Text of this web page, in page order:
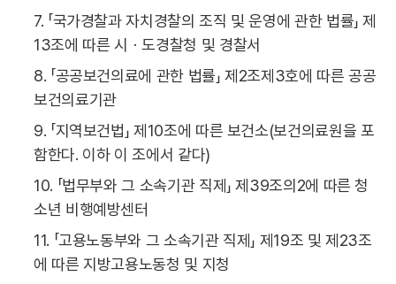
7. 「국가경찰과 자치경찰의 조직 및 운영에 관한 법률」 제
13조에 따른 시ㆍ도경찰청 및 경찰서
8. 「공공보건의료에 관한 법률」 제2조제3호에 따른 공공
보건의료기관
9. 「지역보건법」 제10조에 따른 보건소(보건의료원을 포
함한다. 이하 이 조에서 같다)
10. 「법무부와 그 소속기관 직제」 제39조의2에 따른 청
소년 비행예방센터
11. 「고용노동부와 그 소속기관 직제」 제19조 및 제23조
에 따른 지방고용노동청 및 지청